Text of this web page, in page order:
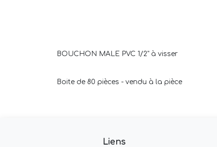
BOUCHON MALE PVC 1/2" à visser
Boite de 80 pièces - vendu à la pièce
Liens